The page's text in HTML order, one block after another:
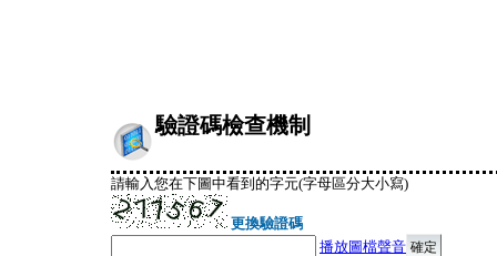
驗證碼檢查機制
請輸入您在下圖中看到的字元(字母區分大小寫)
更換驗證碼
播放圖檔聲音